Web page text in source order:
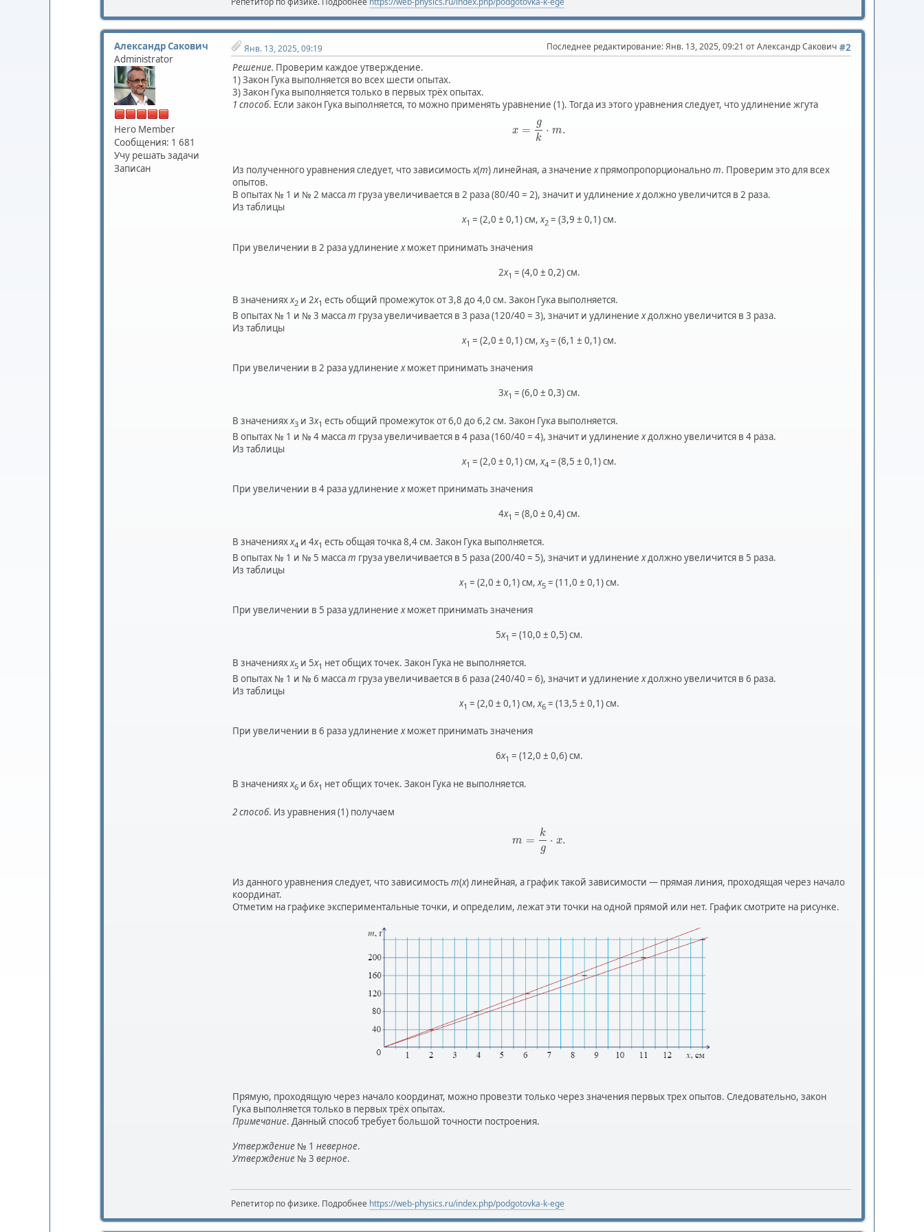
Александр Сакович
Administrator
Hero Member
Сообщения: 1 681
Учу решать задачи
Записан
#2
Янв. 13, 2025, 09:19 Последнее редактирование: Янв. 13, 2025, 09:21 от Александр Сакович
Решение. Проверим каждое утверждение.
1) Закон Гука выполняется во всех шести опытах.
3) Закон Гука выполняется только в первых трёх опытах.
1 способ. Если закон Гука выполняется, то можно применять уравнение (1). Тогда из этого уравнения следует, что удлинение жгута
x =
g
k
⋅ m.
Из полученного уравнения следует, что зависимостьx(m) линейная, а значениеxпрямопропорциональноm. Проверим это для всех
опытов.
В опытах № 1 и № 2 массаm груза увеличивается в 2 раза (80/40 = 2), значит и удлинениеxдолжно увеличится в 2 раза.
Из таблицы
x1 = (2,0 ± 0,1) см,x2= (3,9 ± 0,1) см.
При увеличении в 2 раза удлинение xможет принимать значения
2x1 = (4,0 ± 0,2) см.
В значенияхx2 и 2x1 есть общий промежуток от 3,8 до 4,0 см. Закон Гука выполняется.
В опытах № 1 и № 3 массаm груза увеличивается в 3 раза (120/40 = 3), значит и удлинениеxдолжно увеличится в 3 раза.
Из таблицы
x1 = (2,0 ± 0,1) см,x3= (6,1 ± 0,1) см.
При увеличении в 2 раза удлинениеxможет принимать значения
3x1 = (6,0 ± 0,3) см.
В значенияхx3 и 3x1 есть общий промежуток от 6,0 до 6,2 см. Закон Гука выполняется.
В опытах № 1 и № 4 массаm груза увеличивается в 4 раза (160/40 = 4), значит и удлинениеxдолжно увеличится в 4 раза.
Из таблицы
x1 = (2,0 ± 0,1) см,x4 = (8,5 ± 0,1) см.
При увеличении в 4 раза удлинениеxможет принимать значения
4x1 = (8,0 ± 0,4) см.
В значенияхx4 и 4x1 есть общая точка 8,4 см. Закон Гука выполняется.
В опытах № 1 и № 5 массаm груза увеличивается в 5 раза (200/40 = 5), значит и удлинениеxдолжно увеличится в 5 раза.
Из таблицы
x1 = (2,0 ± 0,1) см,x5= (11,0 ± 0,1) см.
При увеличении в 5 раза удлинениеxможет принимать значения
5x1 = (10,0 ± 0,5) см.
В значенияхx5 и 5x1 нет общих точек. Закон Гука не выполняется.
В опытах № 1 и № 6 массаm груза увеличивается в 6 раза (240/40 = 6), значит и удлинениеxдолжно увеличится в 6 раза.
Из таблицы
x1 = (2,0 ± 0,1) см,x6= (13,5 ± 0,1) см.
При увеличении в 6 раза удлинениеxможет принимать значения
6x1 = (12,0 ± 0,6) см.
В значенияхx6 и 6x1 нет общих точек. Закон Гука не выполняется.
2 способ. Из уравнения (1) получаем
m =
k
g
⋅ x.
Из данного уравнения следует, что зависимостьm(x) линейная, а график такой зависимости — прямая линия, проходящая через начало
координат.
Отметим на графике экспериментальные точки, и определим, лежат эти точки на одной прямой или нет. График смотрите на рисунке.
Прямую, проходящую через начало координат, можно провезти только через значения первых трех опытов. Следовательно, закон
Гука выполняется только в первых трёх опытах.
Примечание. Данный способ требует большой точности построения.
Утверждение № 1 неверное.
Утверждение № 3 верное.
Репетитор по физике. Подробнее https://web-physics.ru/index.php/podgotovka-k-ege